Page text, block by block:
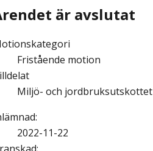
är avslutat
Fristående motion
Miljö- och jordbruksutskottet
:
2022-11-22